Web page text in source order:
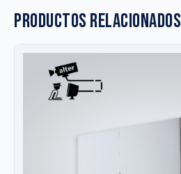
Productos relacionados